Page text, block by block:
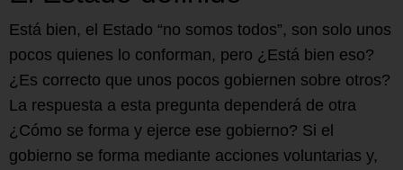
Está bien, el Estado “no somos todos”, son solo unos
pocos quienes lo conforman, pero ¿Está bien eso?
¿Es correcto que unos pocos gobiernen sobre otros?
La respuesta a esta pregunta dependerá de otra
¿Cómo se forma y ejerce ese gobierno? Si el
gobierno se forma mediante acciones voluntarias y,